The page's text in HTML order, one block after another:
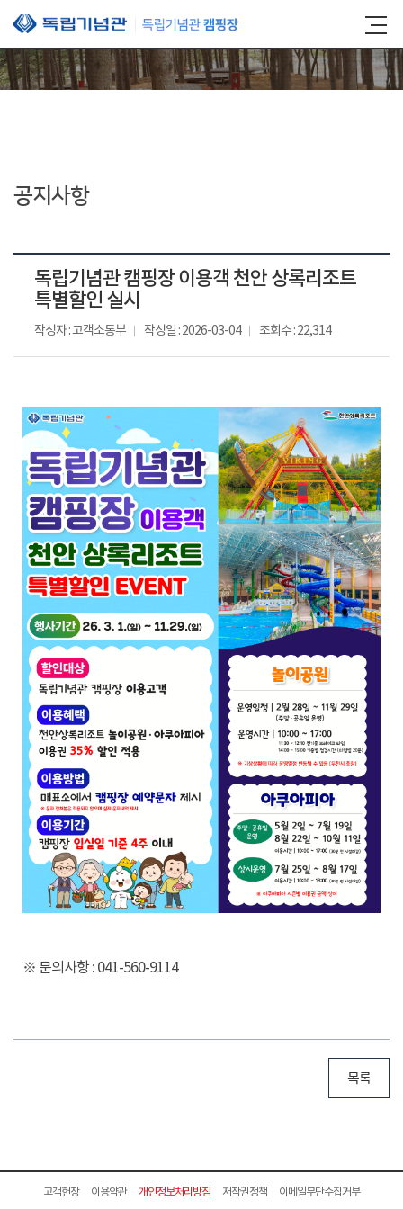
본문 바로가기
공지사항
독립기념관 캠핑장 이용객 천안 상록리조트
특별할인 실시
작성자 : 고객소통부 작성일 : 2026-03-04 조회수 : 22,314
※ 문의사항 : 041-560-9114
목록
고객헌장 이용약관 개인정보처리방침 저작권정책 이메일무단수집거부